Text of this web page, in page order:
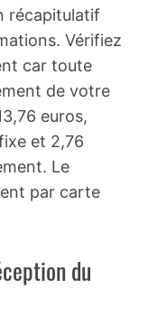
récapitulatif
Vérifiez
car toute
de votre
euros,
et 2,76
Le
par carte
du